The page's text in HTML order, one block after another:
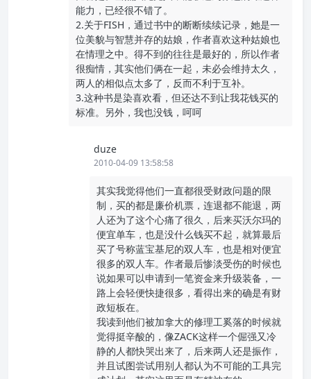
能力，已经很不错了。
2.关于FISH，通过书中的断断续续记录，她是一
位美貌与智慧并存的姑娘，作者喜欢这种姑娘也
在情理之中。得不到的往往是最好的，所以作者
很痴情，其实他们俩在一起，未必会维持太久，
两人的相似点太多了，反而不利于互补。
3.这种书是染喜欢看，但还达不到让我花钱买的
标准。另外，我也没钱，呵呵
duze
2010-04-09 13:58:58
其实我觉得他们一直都很受财政问题的限
制，买的都是廉价机票，连退都不能退，两
人还为了这个心痛了很久，后来买沃尔玛的
便宜单车，也是没什么钱买不起，就算最后
买了号称蓝宝基尼的双人车，也是相对便宜
很多的双人车。作者最后惨淡受伤的时候也
说如果可以申请到一笔资金来升级装备，一
路上会轻便快捷很多，看得出来的确是有财
政短板在。
我读到他们被加拿大的修理工奚落的时候就
觉得挺辛酸的，像ZACK这样一个倔强又冷
静的人都快哭出来了，后来两人还是振作，
并且试图尝试用别人都认为不可能的工具完